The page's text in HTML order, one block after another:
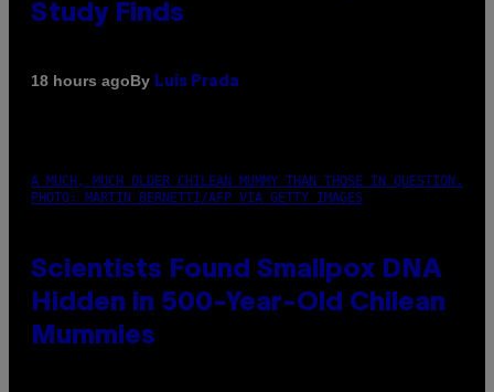
Study Finds
18 hours agoBy Luis Prada
A MUCH, MUCH OLDER CHILEAN MUMMY THAN THOSE IN QUESTION.
PHOTO: MARTIN BERNETTI/AFP VIA GETTY IMAGES
Scientists Found Smallpox DNA
Hidden in 500-Year-Old Chilean
Mummies